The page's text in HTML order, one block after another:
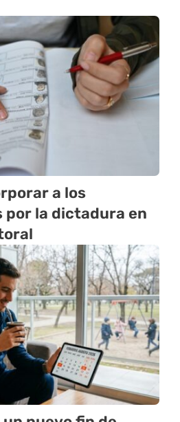
a los
por la dictadura en